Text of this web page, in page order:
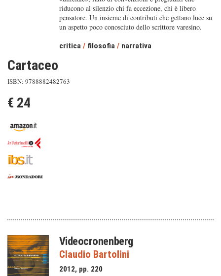
riducono al silenzio chi fa eccezione, chi è libero
pensatore. Un insieme di contributi che gettano luce su
un aspetto poco conosciuto dello scrittore varesino.
critica / filosofia / narrativa
Cartaceo
ISBN: 9788882482763
€ 24
Videocronenberg
Claudio Bartolini
2012, pp. 220